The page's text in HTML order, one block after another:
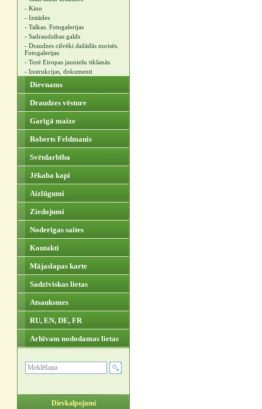
- Kino
- Izstādes
- Talkas. Fotogalerijas
- Sadraudzības galds
- Draudzes cilvēki dažādās norisēs.
Fotogalerijas
- Tezē Eiropas jauniešu tikšanās
- Instrukcijas, dokumenti
Dievnams
Draudzes vēsture
Garīgā maize
Roberts Feldmanis
Svētdarbība
Jēkaba kapi
Aizlūgumi
Ziedojumi
Noderīgas saites
Kontakti
Mājaslapas karte
Sadzīviskas lietas
Atsauksmes
RU, EN, DE, FR
Arhīvam nododamas lietas
Dievkalpojumi